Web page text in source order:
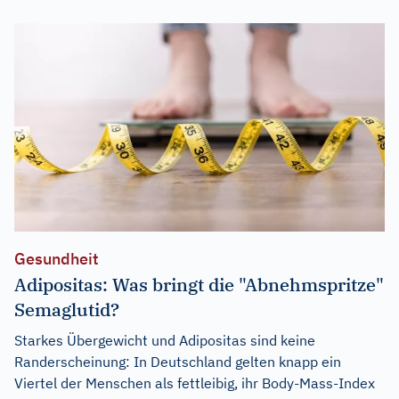
Gesundheit
Adipositas: Was bringt die "Abnehmspritze"
Semaglutid?
Starkes Übergewicht und Adipositas sind keine
Randerscheinung: In Deutschland gelten knapp ein
Viertel der Menschen als fettleibig, ihr Body-Mass-Index